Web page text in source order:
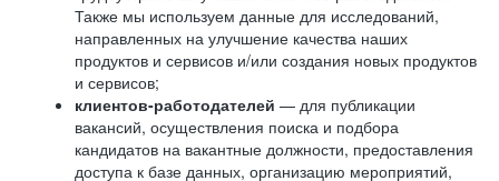
Также мы используем данные для исследований,
направленных на улучшение качества наших
продуктов и сервисов и/или создания новых продуктов
и сервисов;
клиентов-работодателей — для публикации
вакансий, осуществления поиска и подбора
кандидатов на вакантные должности, предоставления
доступа к базе данных, организацию мероприятий,